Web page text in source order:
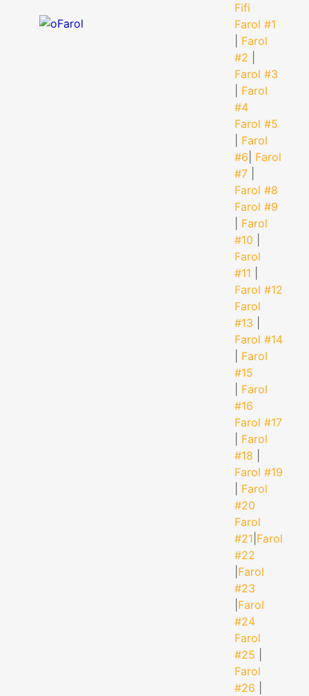
Fifi
Farol #1
Farol
#2
Farol #3
Farol
#4
Farol #5
Farol
#6 Farol
#7
Farol #8
Farol #9
Farol
#10
Farol
#11
Farol #12
Farol
#13
Farol #14
Farol
#15
Farol
#16
Farol #17
Farol
#18
Farol #19
Farol
#20
Farol
#21 Farol
#22
Farol
#23
Farol
#24
Farol
#25
Farol
#26